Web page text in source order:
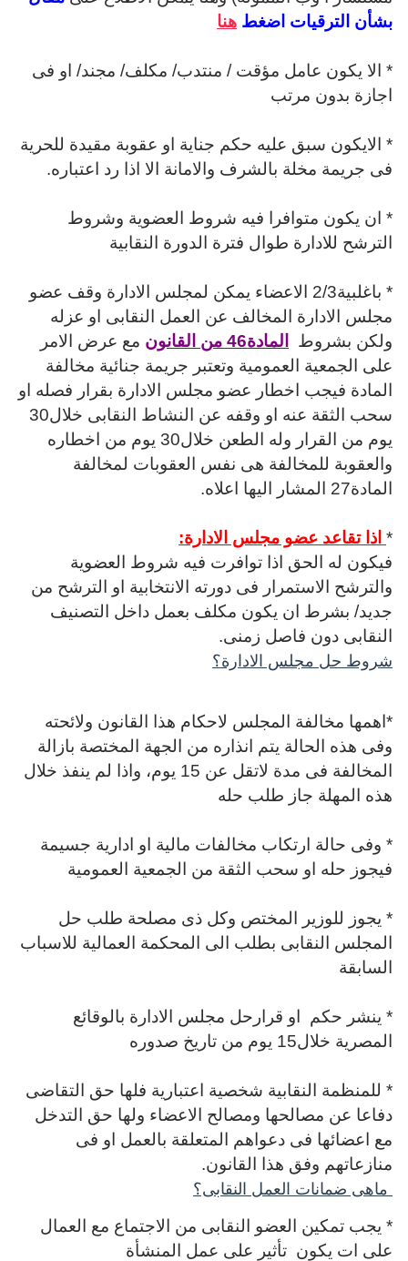
بشأن الترقيات اضغط هنا
* الا يكون عامل مؤقت / منتدب/ مكلف/ مجند/ او فى
اجازة بدون مرتب
* الايكون سبق عليه حكم جناية او عقوبة مقيدة للحرية
فى جريمة مخلة بالشرف والامانة الا اذا رد اعتباره.
* ان يكون متوافرا فيه شروط العضوية وشروط
الترشح للادارة طوال فترة الدورة النقابية
* باغلبية2/3 الاعضاء يمكن لمجلس الادارة وقف عضو
مجلس الادارة المخالف عن العمل النقابى او عزله
ولكن بشروط
المادة46 من القانون
مع عرض الامر
على الجمعية العمومية وتعتبر جريمة جنائية مخالفة
المادة فيجب اخطار عضو مجلس الادارة بقرار فصله او
سحب الثقة عنه او وقفه عن النشاط النقابى خلال30
يوم من القرار وله الطعن خلال30 يوم من اخطاره
والعقوبة للمخالفة هى نفس العقوبات لمخالفة
المادة27 المشار اليها اعلاه.
*اذا تقاعد عضو مجلس الادارة:
فيكون له الحق اذا توافرت فيه شروط العضوية
والترشح الاستمرار فى دورته الانتخابية او الترشح من
جديد/ بشرط ان يكون مكلف بعمل داخل التصنيف
النقابى دون فاصل زمنى.
شروط حل مجلس الادارة؟
*اهمها مخالفة المجلس لاحكام هذا القانون ولائحته
وفى هذه الحالة يتم انذاره من الجهة المختصة بازالة
المخالفة فى مدة لاتقل عن 15 يوم، واذا لم ينفذ خلال
هذه المهلة جاز طلب حله
* وفى حالة ارتكاب مخالفات مالية او ادارية جسيمة
فيجوز حله او سحب الثقة من الجمعية العمومية
* يجوز للوزير المختص وكل ذى مصلحة طلب حل
المجلس النقابى بطلب الى المحكمة العمالية للاسباب
السابقة
* ينشر حكم او قرارحل مجلس الادارة بالوقائع
المصرية خلال15 يوم من تاريخ صدوره
* للمنظمة النقابية شخصية اعتبارية فلها حق التقاضى
دفاعا عن مصالحها ومصالح الاعضاء ولها حق التدخل
مع اعضائها فى دعواهم المتعلقة بالعمل او فى
منازعاتهم وفق هذا القانون.
ماهى ضمانات العمل النقابى؟
* يجب تمكين العضو النقابى من الاجتماع مع العمال
على ات يكون تأثير على عمل المنشأة